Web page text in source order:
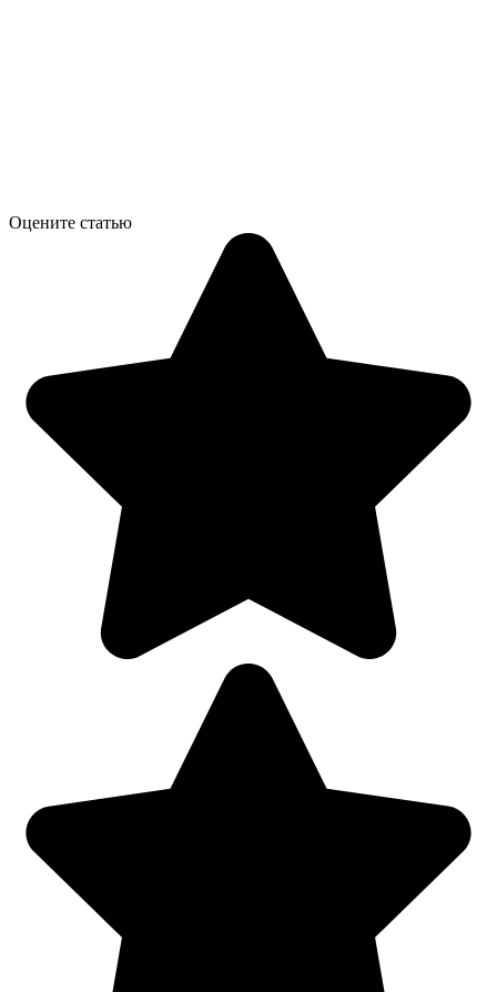
Оцените статью